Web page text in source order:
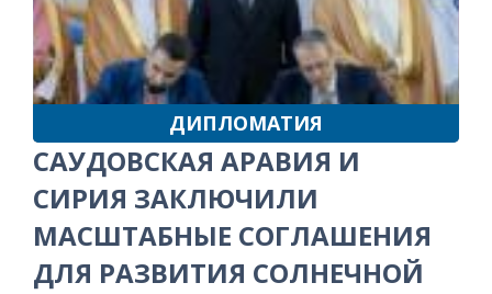
ДИПЛОМАТИЯ
САУДОВСКАЯ АРАВИЯ И
СИРИЯ ЗАКЛЮЧИЛИ
МАСШТАБНЫЕ СОГЛАШЕНИЯ
ДЛЯ РАЗВИТИЯ СОЛНЕЧНОЙ